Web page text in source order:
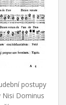
postupy
Nisi Dominus